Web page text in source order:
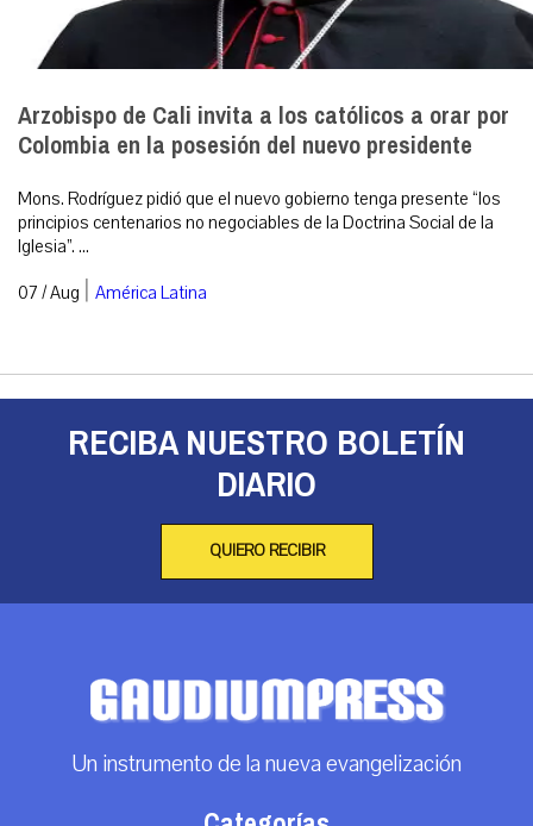
Arzobispo de Cali invita a los católicos a orar por
Colombia en la posesión del nuevo presidente
Mons. Rodríguez pidió que el nuevo gobierno tenga presente “los
principios centenarios no negociables de la Doctrina Social de la
Iglesia”. ...
07 / Aug | América Latina
RECIBA NUESTRO BOLETÍN
DIARIO
QUIERO RECIBIR
Un instrumento de la nueva evangelización